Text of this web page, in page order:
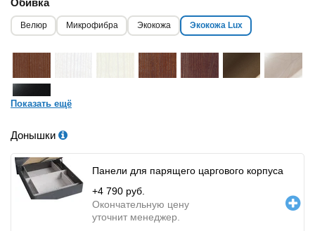
Велюр Микрофибра Экокожа Экокожа Lux
Показать ещё
Донышки
Панели для парящего царгового корпуса
+4 790 руб.
Окончательную цену
уточнит менеджер.